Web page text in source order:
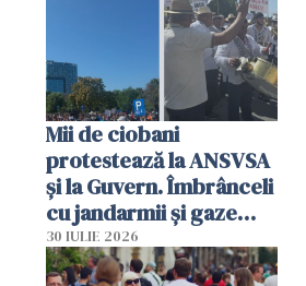
Mii de ciobani
protestează la ANSVSA
și la Guvern. Îmbrânceli
cu jandarmii și gaze
lacrimogene
30 IULIE 2026